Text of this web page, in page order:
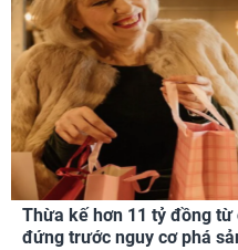
Thừa kế hơn 11 tỷ đồng
đứng trước nguy cơ phá